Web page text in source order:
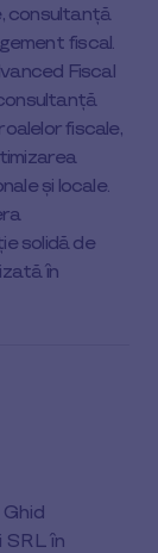
consultanță
fiscal.
Fiscal
fiscale,
și locale.
solidă de
în
în